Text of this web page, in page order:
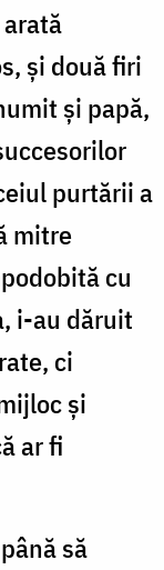
și două firi
și papă,
purtării a
mitre
cu
i-au dăruit
ci
și
ar fi
să